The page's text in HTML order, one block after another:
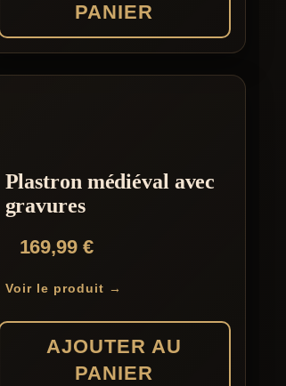
PANIER
Plastron médiéval avec
gravures
169,99 €
Voir le produit →
AJOUTER AU
PANIER